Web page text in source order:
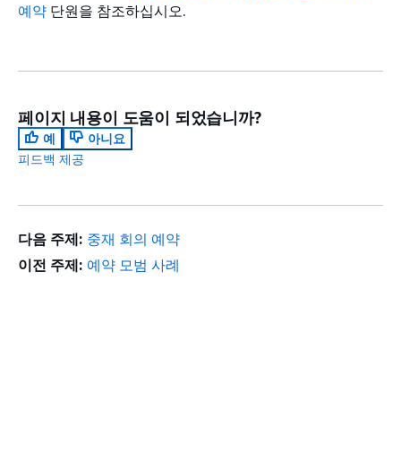
예약 단원을 참조하십시오.
페이지 내용이 도움이 되었습니까?
예
아니요
피드백 제공
다음 주제: 중재 회의 예약
이전 주제: 예약 모범 사례